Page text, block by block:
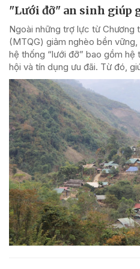
"Lưới đỡ" an sinh giúp
Ngoài những trợ lực từ Chương
(MTQG) giảm nghèo bền
hệ thống “lưới đỡ” bao gồm hệ
hội và tín dụng ưu đãi. Từ đó,